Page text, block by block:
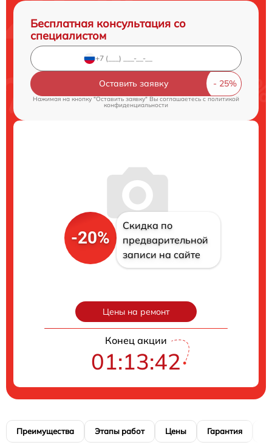
Бесплатная консультация со
специалистом
Оставить заявку
Нажимая на кнопку "Оставить заявку" Вы соглашаетесь cполитикой
конфиденциальности
-20%
Скидка по
предварительной
записи на сайте
Цены на ремонт
Конец акции
01:13:41
Преимущества Этапы работ Цены Гарантия